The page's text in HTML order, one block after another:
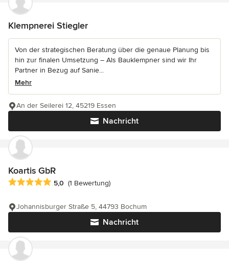
Klempnerei Stiegler
Von der strategischen Beratung über die genaue Planung bis
hin zur finalen Umsetzung – Als Bauklempner sind wir Ihr
Partner in Bezug auf Sanie...
Mehr
Nachricht
An der Seilerei 12, 45219 Essen
Koartis GbR
Durchschnittliche Bewertung: 5 von 5 Sternen
5,0 (1 Bewertung)
Nachricht
Johannisburger Straße 5, 44793 Bochum